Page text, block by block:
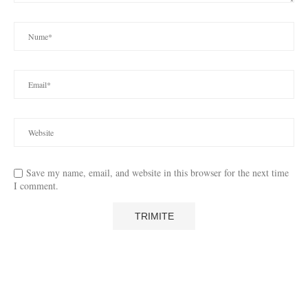
Save my name, email, and website in this browser for the next time
I comment.